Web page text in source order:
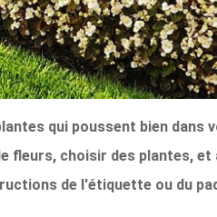
qui poussent bien dans
fleurs, choisir des plantes, et
de l'étiquette ou du